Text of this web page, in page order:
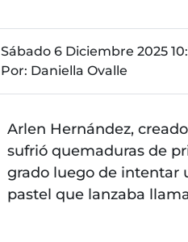
Sábado 6 Diciembre 2025
Por: Daniella Ovalle
Arlen Hernández,
sufrió quemaduras de
grado luego de intentar
pastel que lanzaba